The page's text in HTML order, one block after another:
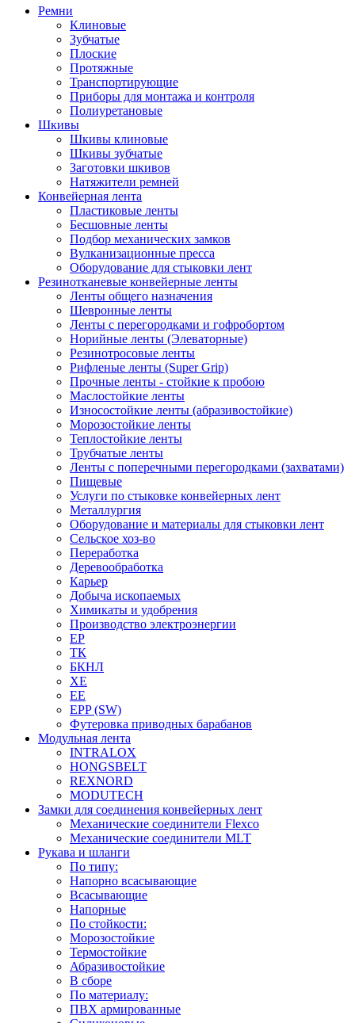
Ремни
Клиновые
Зубчатые
Плоские
Протяжные
Транспортирующие
Приборы для монтажа и контроля
Полиуретановые
Шкивы
Шкивы клиновые
Шкивы зубчатые
Заготовки шкивов
Натяжители ремней
Конвейерная лента
Пластиковые ленты
Бесшовные ленты
Подбор механических замков
Вулканизационные пресса
Оборудование для стыковки лент
Резинотканевые конвейерные ленты
Ленты общего назначения
Шевронные ленты
Ленты с перегородками и гофробортом
Норийные ленты (Элеваторные)
Резинотросовые ленты
Рифленые ленты (Super Grip)
Прочные ленты - стойкие к пробою
Маслостойкие ленты
Износостойкие ленты (абразивостойкие)
Морозостойкие ленты
Теплостойкие ленты
Трубчатые ленты
Ленты с поперечными перегородками (захватами)
Пищевые
Услуги по стыковке конвейерных лент
Металлургия
Оборудование и материалы для стыковки лент
Сельское хоз-во
Переработка
Деревообработка
Карьер
Добыча ископаемых
Химикаты и удобрения
Производство электроэнергии
EP
ТК
БКНЛ
XE
EE
EPP (SW)
Футеровка приводных барабанов
Модульная лента
INTRALOX
HONGSBELT
REXNORD
MODUTECH
Замки для соединения конвейерных лент
Механические соединители Flexco
Механические соединители MLT
Рукава и шланги
По типу:
Напорно всасывающие
Всасывающие
Напорные
По стойкости:
Морозостойкие
Термостойкие
Абразивостойкие
В сборе
По материалу:
ПВХ армированные